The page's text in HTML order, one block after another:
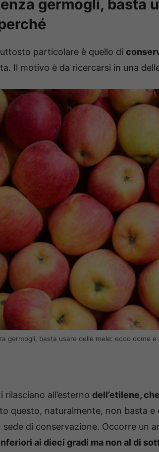
germogli, basta
particolare è quello di
Il motivo è da ricercarsi in una
germogli, basta usare delle mele: ecco come
rilasciano all’esterno dell’etilene,
questo, naturalmente, non basta
di conservazione. Occorre un
ai dieci gradi ma non al di